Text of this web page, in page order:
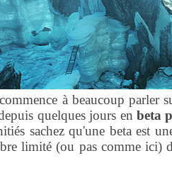
à beaucoup parler
quelques jours en beta
sachez qu'une beta est
limité (ou pas comme ici)